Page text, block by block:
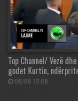
Top Channel/ Vezë
godet Kurtin,
08/08 15:08